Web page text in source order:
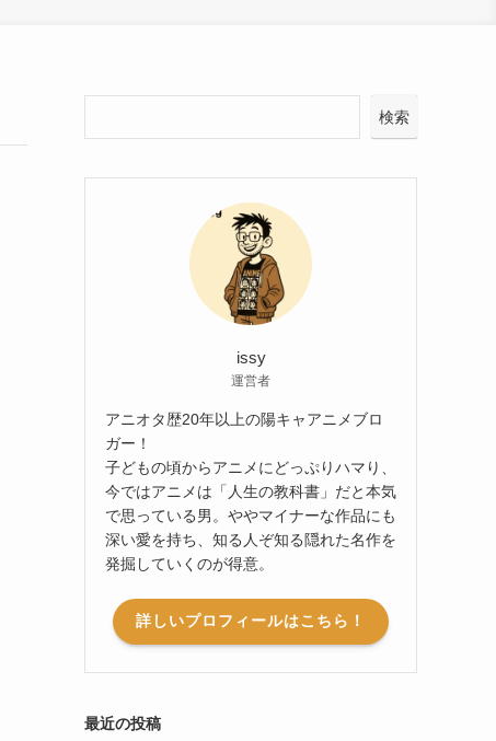
検索
issy
運営者
アニオタ歴20年以上の陽キャアニメブロ
ガー！
子どもの頃からアニメにどっぷりハマり、
今ではアニメは「人生の教科書」だと本気
で思っている男。ややマイナーな作品にも
深い愛を持ち、知る人ぞ知る隠れた名作を
発掘していくのが得意。
詳しいプロフィールはこちら！
最近の投稿